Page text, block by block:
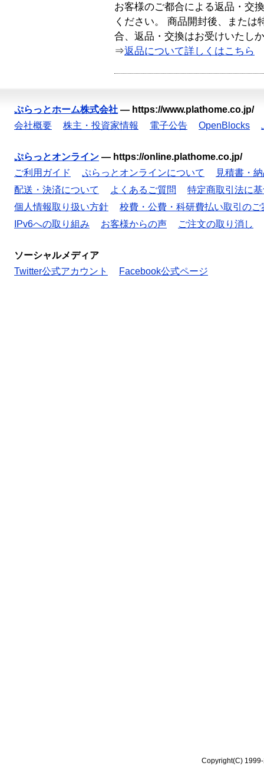
お客様のご都合による返品・交
ください。 商品開封後、または
合、返品・交換はお受けいたし
⇒返品について詳しくはこちら
ぷらっとホーム株式会社 — https://www.plathome.co.jp/
会社概要
株主・投資家情報 電子公告 OpenBlocks
ぷらっとオンライン — https://online.plathome.co.jp/
ご利用ガイド
ぷらっとオンラインについて
見積書・
配送・決済について
よくあるご質問
特定商取引法に
個人情報取り扱い方針
校費・公費・科研費払い取引のご
IPv6への取り組み
お客様からの声 ご注文の取り消し
ソーシャルメディア
Twitter公式アカウント
Facebook公式ページ
Copyright(C)